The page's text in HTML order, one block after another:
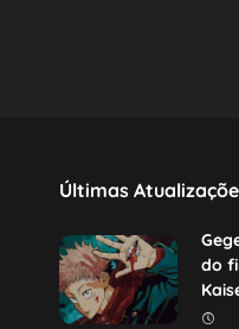
Últimas
do